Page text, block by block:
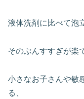
液体洗剤に比べて泡
そのぶんすすぎが楽
小さなお子さんや敏
る、